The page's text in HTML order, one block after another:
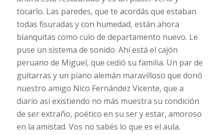
tocarlo. Las paredes, que te acordás que estaban
todas fisuradas y con humedad, están ahora
blanquitas como culo de departamento nuevo. Le
puse un sistema de sonido. Ahí está el cajón
peruano de Miguel, que cedió su familia. Un par de
guitarras y un piano alemán maravilloso que donó
nuestro amigo Nico Fernández Vicente, que a
diario así existiendo no más muestra su condición
de ser extraño, poético en su ser y estar, amoroso
en la amistad. Vos no sabés lo que es el aula.